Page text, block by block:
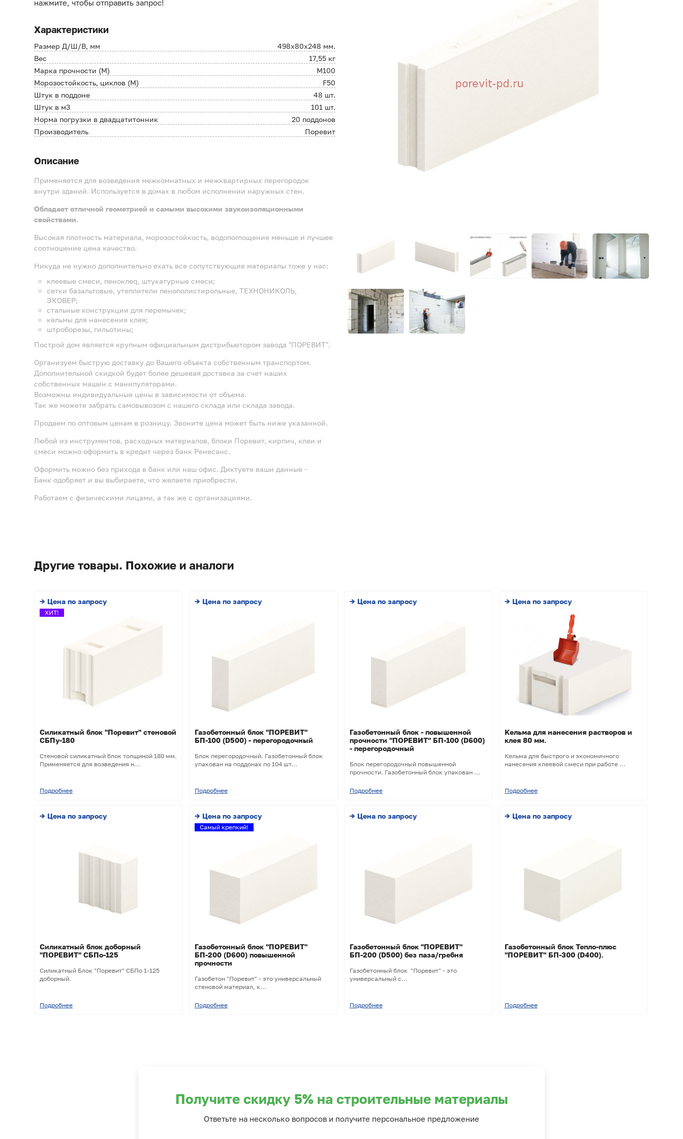
нажмите, чтобы отправить запрос!
Характеристики
Размер Д/Ш/В, мм
498х80х248 мм.
Вес
17,55 кг
Марка прочности (М)
М100
Морозостойкость, циклов (М)
F50
Штук в поддоне
48 шт.
Штук в м3
101 шт.
Норма погрузки в двадцатитонник
20 поддонов
Производитель
Поревит
Описание
Применяется для возведения межкомнатных и межквартирных перегородок
внутри зданий. Используется в домах в любом исполнении наружных стен.
Обладает отличной геометрией и самыми высокими звукоизоляционными
свойствами.
Высокая плотность материала, морозостойкость, водопоглощение меньше и лучшее
соотношение цена качество.
Никуда не нужно дополнительно ехать все сопутствующие материалы тоже у нас:
клеевые смеси, пеноклеq, штукатурные смеси;
сетки базальтовые, утеплители пенополистирольные, ТЕХНОНИКОЛЬ,
ЭКОВЕР;
стальные конструкции для перемычек;
кельмы для нанесения клея;
штроборезы, гильотины;
Построй дом является крупным официальным дистрибьютором завода "ПОРЕВИТ".
Организуем быструю доставку до Вашего объекта собственным транспортом.
Дополнительной скидкой будет более дешевая доставка за счет наших
собственных машин с манипуляторами.
Возможны индивидуальные цены в зависимости от объема.
Так же можете забрать самовывозом с нашего склада или склада завода.
Продаем по оптовым ценам в розницу. Звоните цена может быть ниже указанной.
Любой из инструментов, расходных материалов, блоки Поревит, кирпич, клеи и
смеси можно оформить в кредит через банк Ренесанс.
Оформить можно без прихода в банк или наш офис. Диктуете ваши данные -
Банк одобряет и вы выбираете, что желаете приобрести.
Работаем с физическими лицами, а так же с организациями.
Другие товары. Похожие и аналоги
→ Цена по запросу
ХИТ!
Силикатный блок "Поревит" стеновой
СБПу-180
Стеновой силикатный блок толщиной 180 мм.
Применяется для возведения н...
Подробнее
→ Цена по запросу
Газобетонный блок "ПОРЕВИТ"
БП-100 (D500) - перегородочный
Блок перегородочный. Газобетонный блок
упакован на поддонах по 104 шт...
Подробнее
→ Цена по запросу
Газобетонный блок - повышенной
прочности "ПОРЕВИТ" БП-100 (D600)
- перегородочный
Блок перегородочный повышенной
прочности. Газобетонный блок упакован ...
Подробнее
→ Цена по запросу
Кельма для нанесения растворов и
клея 80 мм.
Кельма для быстрого и экономичного
нанесения клеевой смеси при работе ...
Подробнее
→ Цена по запросу
Силикатный блок доборный
"ПОРЕВИТ" СБПо-125
Силикатный Блок "Поревит" СБПо 1-125
доборный.
Подробнее
→ Цена по запросу
Самый крепкий!
Газобетонный блок "ПОРЕВИТ"
БП-200 (D600) повышенной
прочности
Газобетон "Поревит" - это универсальный
стеновой материал, к...
Подробнее
→ Цена по запросу
Газобетонный блок "ПОРЕВИТ"
БП-200 (D500) без паза/гребня
Газобетонный блок "Поревит" - это
универсальный с...
Подробнее
→ Цена по запросу
Газобетонный блок Тепло-плюс
"ПОРЕВИТ" БП-300 (D400).
Подробнее
Получите скидку 5% на строительные материалы
Ответьте на несколько вопросов и получите персональное предложение